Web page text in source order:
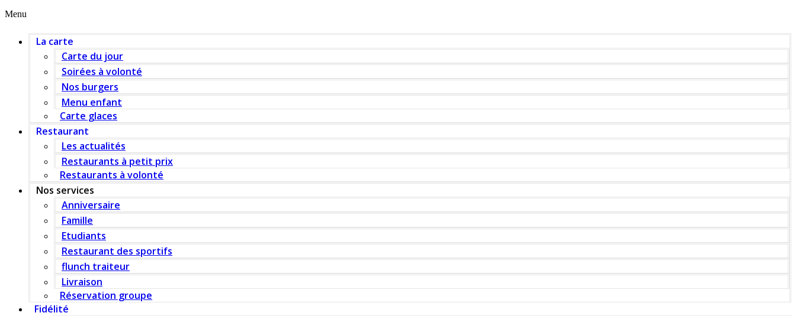
Menu
La carte
Carte du jour
Soirées à volonté
Nos burgers
Menu enfant
Carte glaces
Restaurant
Les actualités
Restaurants à petit prix
Restaurants à volonté
Nos services
Anniversaire
Famille
Etudiants
Restaurant des sportifs
flunch traiteur
Livraison
Réservation groupe
Fidélité